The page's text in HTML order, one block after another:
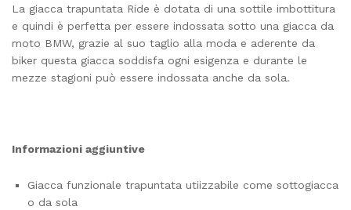
La giacca trapuntata Ride è dotata di una sottile imbottitura
e quindi è perfetta per essere indossata sotto una giacca da
moto BMW, grazie al suo taglio alla moda e aderente da
biker questa giacca soddisfa ogni esigenza e durante le
mezze stagioni può essere indossata anche da sola.
Informazioni aggiuntive
Giacca funzionale trapuntata utiizzabile come sottogiacca
o da sola